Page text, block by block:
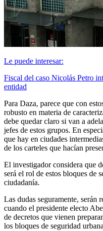
Le puede interesar:
Fiscal del caso Nicolás Petro
entidad
Para Daza, parece que con
robusto en materia de
debe quedar claro si van a
jefes de estos grupos. En
que hay en ciudades
de los carteles que hacían
El investigador considera que
será el rol de estos bloques de
ciudadanía.
Las dudas seguramente, serán
cuando el presidente electo
de decretos que vienen
los bloques de seguridad